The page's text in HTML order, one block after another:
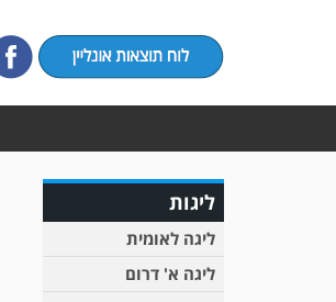
ליגות
ליגה לאומית
ליגה א' דרום